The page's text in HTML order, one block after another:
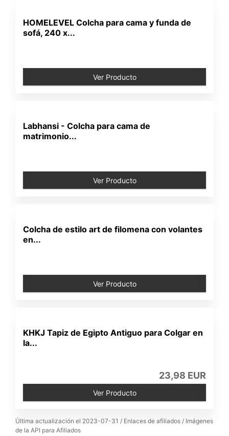
HOMELEVEL Colcha para cama y funda de
sofá, 240 x...
Ver Producto
Labhansi - Colcha para cama de
matrimonio...
Ver Producto
Colcha de estilo art de filomena con volantes
en...
Ver Producto
KHKJ Tapiz de Egipto Antiguo para Colgar en
la...
23,98 EUR
Ver Producto
Última actualización el 2023-07-31 / Enlaces de afiliados / Imágenes
de la API para Afiliados